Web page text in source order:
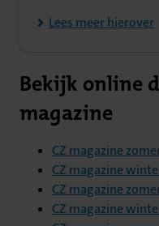
Lees meer hierover
Bekijk online
magazine
CZ magazine
CZ magazine
CZ magazine
CZ magazine